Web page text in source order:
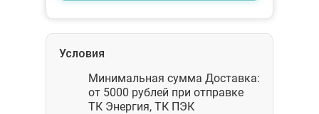
Условия
Минимальная сумма Доставка:
от 5000 рублей при отправке
ТК Энергия, ТК ПЭК